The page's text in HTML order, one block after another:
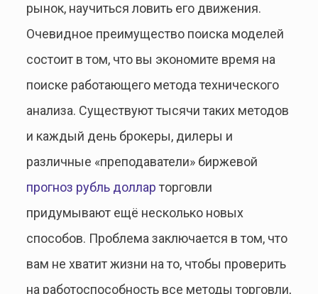
рынок, научиться ловить его движения.
Очевидное преимущество поиска моделей
состоит в том, что вы экономите время на
поиске работающего метода технического
анализа. Существуют тысячи таких методов
и каждый день брокеры, дилеры и
различные «преподаватели» биржевой
прогноз рубль долларторговли
придумывают ещё несколько новых
способов. Проблема заключается в том, что
вам не хватит жизни на то, чтобы проверить
на работоспособность все методы торговли,